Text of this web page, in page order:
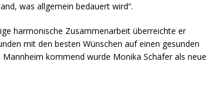
was allgemein bedauert wird“.
harmonische Zusammenarbeit überreichte er
mit den besten Wünschen auf einen gesunden
kommend wurde Monika Schäfer als neue